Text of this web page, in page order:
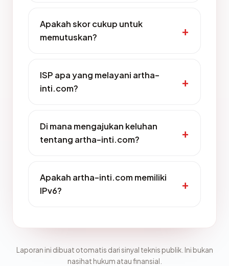
Apakah skor cukup untuk
memutuskan?
ISP apa yang melayani artha-
inti.com?
Di mana mengajukan keluhan
tentang artha-inti.com?
Apakah artha-inti.com memiliki
IPv6?
Laporan ini dibuat otomatis dari sinyal teknis publik. Ini bukan
nasihat hukum atau finansial.